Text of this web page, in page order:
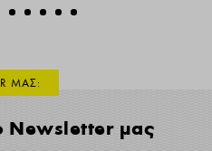
ΜΑΣ:
Newsletter μας